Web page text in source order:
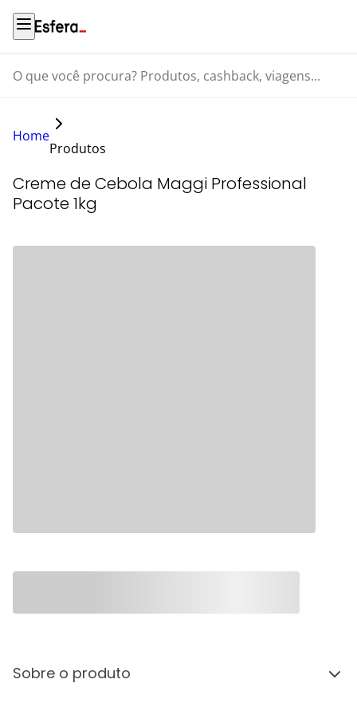
O que você procura? Produtos, cashback, viagens...
Home
Produtos
Creme de Cebola Maggi Professional
Pacote 1kg
Sobre o produto